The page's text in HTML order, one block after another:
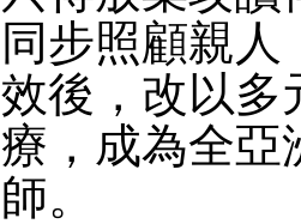
同步照顧親
效後，改以多
療，成為全亞
師。